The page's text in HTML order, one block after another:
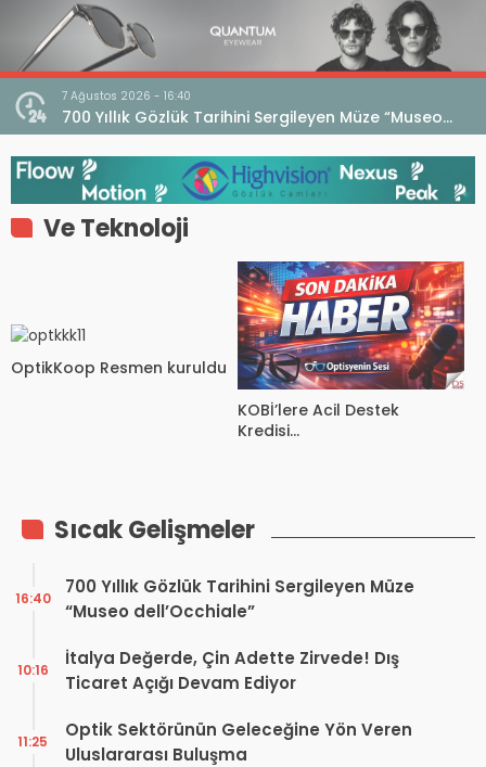
7 Ağustos 2026 - 16:40
700 Yıllık Gözlük Tarihini Sergileyen Müze “Museo
dell’Occhiale”
Ve Teknoloji
OptikKoop Resmen kuruldu
KOBİ’lere Acil Destek
Kredisi…
Sıcak Gelişmeler
700 Yıllık Gözlük Tarihini Sergileyen Müze
“Museo dell’Occhiale”
16:40
İtalya Değerde, Çin Adette Zirvede! Dış
Ticaret Açığı Devam Ediyor
10:16
Optik Sektörünün Geleceğine Yön Veren
Uluslararası Buluşma
11:25